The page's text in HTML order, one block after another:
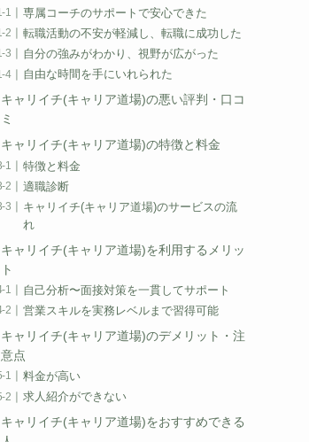
専属コーチのサポートで安心できた
転職活動の不安が軽減し、転職に成功した
自分の強みがわかり、視野が広がった
自由な時間を手にいれられた
キャリイチ(キャリア道場)の悪い評判・口コ
ミ
キャリイチ(キャリア道場)の特徴と料金
特徴と料金
適職診断
キャリイチ(キャリア道場)のサービスの流
れ
キャリイチ(キャリア道場)を利用するメリッ
ト
自己分析〜面接対策を一貫してサポート
営業スキルを実務レベルまで習得可能
キャリイチ(キャリア道場)のデメリット・注
意点
料金が高い
求人紹介ができない
キャリイチ(キャリア道場)をおすすめできる